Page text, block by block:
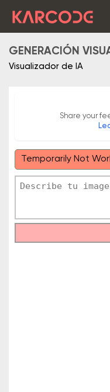
GENERACIÓN
Visualizador de IA
Share your
Temporarily Not